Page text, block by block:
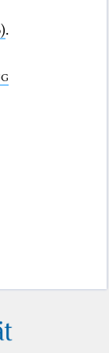
.